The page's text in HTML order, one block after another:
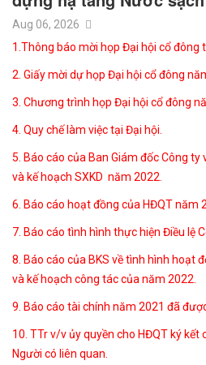
Aug 06, 2026
1.Thông báo mời họp Đại hội cổ đông
2. Giấy mời dự họp Đại hội cổ đông
3. Chương trình họp Đại hội cổ đông
4. Quy chế làm việc tại Đại hội.
5. Báo cáo của Ban Giám đốc Công ty
và kế hoạch SXKD năm 2022.
6. Báo cáo hoạt đồng của HĐQT năm
7. Báo cáo tình hình thực hiện Điều lệ
8. Báo cáo của BKS về tình hình hoạt
và kế hoạch công tác của năm 2022.
9. Báo cáo tài chính năm 2021 đã
10. TTr v/v ủy quyền cho HĐQT ký kết
Người có liên quan.